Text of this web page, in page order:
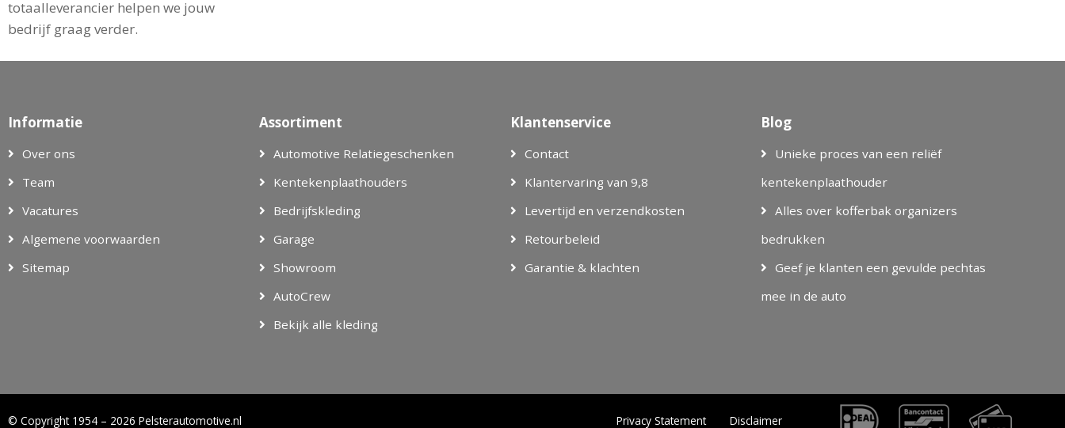
totaalleverancier helpen we jouw
bedrijf graag verder.
Informatie
Over ons
Team
Vacatures
Algemene voorwaarden
Sitemap
Assortiment
Automotive Relatiegeschenken
Kentekenplaathouders
Bedrijfskleding
Garage
Showroom
AutoCrew
Bekijk alle kleding
Klantenservice
Contact
Klantervaring van 9,8
Levertijd en verzendkosten
Retourbeleid
Garantie & klachten
Blog
Unieke proces van een reliëf
kentekenplaathouder
Alles over kofferbak organizers
bedrukken
Geef je klanten een gevulde pechtas
mee in de auto
© Copyright 1954 – 2026 Pelsterautomotive.nl Privacy Statement Disclaimer